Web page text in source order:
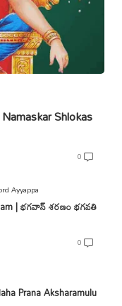
Shlokas
0
Ayyappa
| భగవాన్ శరణం భగవతి
0
Prana Aksharamulu